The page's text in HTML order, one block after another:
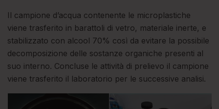
Il campione d’acqua contenente le microplastiche
viene trasferito in barattoli di vetro, materiale inerte, e
stabilizzato con alcool 70% così da evitare la possibile
decomposizione delle sostanze organiche presenti al
suo interno. Concluse le attività di prelievo il campione
viene trasferito il laboratorio per le successive analisi.